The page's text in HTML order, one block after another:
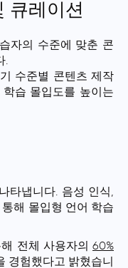
큐레이션
자의 수준에 맞춘 콘
.
수준별 콘텐츠 제작
습 몰입도를 높이는
타냅니다. 음성 인식,
해 몰입형 언어 학습
전체 사용자의 60%
경험했다고 밝혔습니